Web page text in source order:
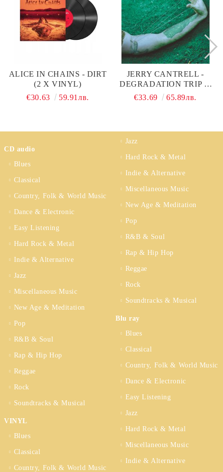
ALICE IN CHAINS - DIRT
(2 X VINYL)
€30.63
59.91лв.
JERRY CANTRELL -
DEGRADATION TRIP (2
X VINYL)
€33.69 65.89лв.
CD audio
Blues
Classical
Country, Folk & World Music
Dance & Electronic
Easy Listening
Hard Rock & Metal
Indie & Alternative
Jazz
Miscellaneous Music
New Age & Meditation
Pop
R&B & Soul
Rap & Hip Hop
Reggae
Rock
Soundtracks & Musical
VINYL
Blues
Classical
Country, Folk & World Music
Jazz
Hard Rock & Metal
Indie & Alternative
Miscellaneous Music
New Age & Meditation
Pop
R&B & Soul
Rap & Hip Hop
Reggae
Rock
Soundtracks & Musical
Blu ray
Blues
Classical
Country, Folk & World Music
Dance & Electronic
Easy Listening
Jazz
Hard Rock & Metal
Miscellaneous Music
Indie & Alternative